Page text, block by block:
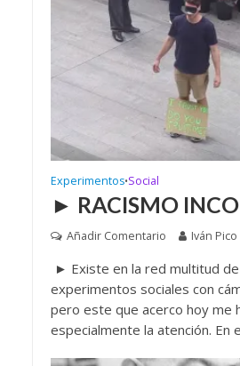
Experimentos•Social
► RACISMO
Añadir Comentario Iván Pico
► Existe en la red multitud
experimentos sociales con
pero este que acerco hoy me
especialmente la atención. En